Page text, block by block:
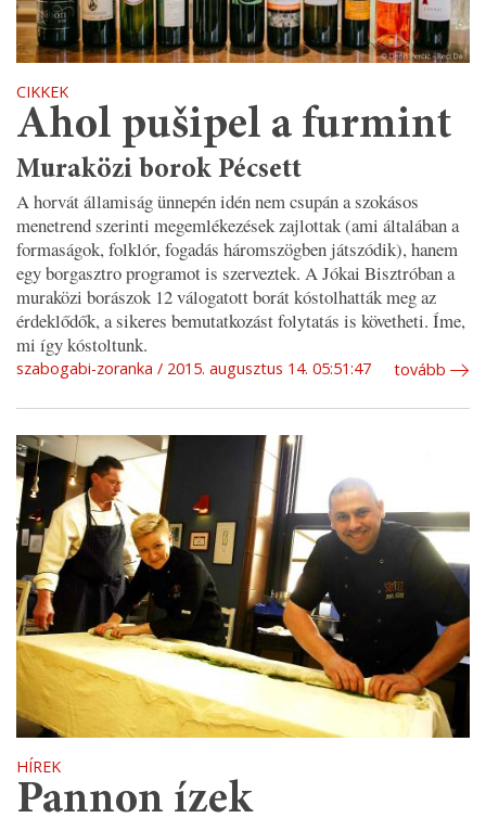
CIKKEK
Ahol pušipel a furmint
Muraközi borok Pécsett
A horvát államiság ünnepén idén nem csupán a szokásos
menetrend szerinti megemlékezések zajlottak (ami általában a
formaságok, folklór, fogadás háromszögben játszódik), hanem
egy borgasztro programot is szerveztek. A Jókai Bisztróban a
muraközi borászok 12 válogatott borát kóstolhatták meg az
érdeklődők, a sikeres bemutatkozást folytatás is követheti. Íme,
mi így kóstoltunk.
szabogabi-zoranka 2015. augusztus 14. 05:51:47 tovább
HÍREK
Pannon ízek